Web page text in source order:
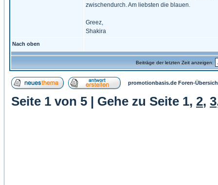
zwischendurch. Am liebsten die blauen.
Greez,
Shakira
Nach oben
Beiträge der letzten Zeit anzeigen:
promotionbasis.de Foren-
Seite 1 von 5 | Gehe zu Seite 1, 2, 3